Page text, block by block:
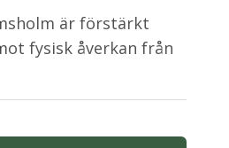
är förstärkt
fysisk åverkan från